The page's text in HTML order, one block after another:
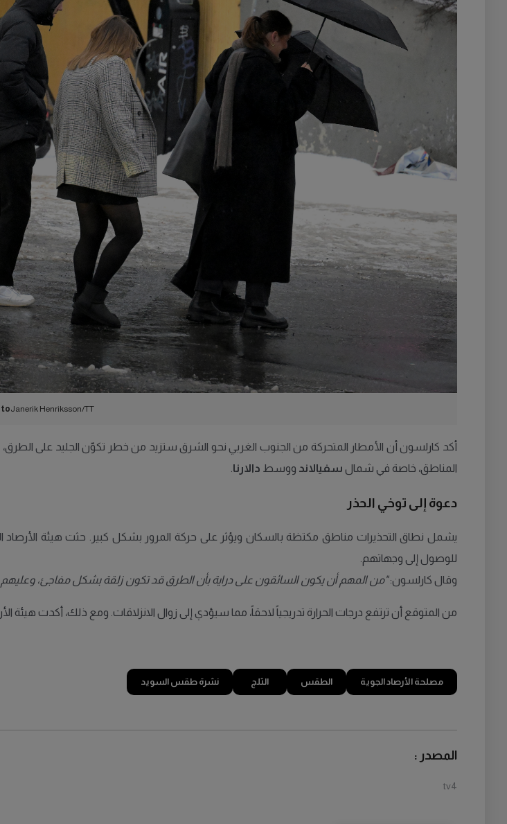
Janerik Henriksson/TT
أكد كارلسون أن الأمطار المتحركة من الجنوب الغربي نحو الشرق ستزيد من خطر تكوّن الجليد على
المناطق، خاصة في شمال سفيالاند ووسط دالارنا
دعوة إلى توخي الحذر
يشمل نطاق التحذيرات مناطق مكتظة بالسكان ويؤثر على حركة المرور بشكل كبير. حثت هيئة الأرصاد
للوصول إلى وجهاتهم.
وقال كارلسون:"من المهم أن يكون السائقون على دراية بأن الطرق قد تكون زلقة بشكل مفاجئ،
من المتوقع أن ترتفع درجات الحرارة تدريجياً لاحقاً، مما سيؤدي إلى زوال الانزلاقات. ومع ذلك، أكدت
مصلحة الأرصاد الجوية الطقس الثلج نشرة طقس السويد
المصدر :
tv4